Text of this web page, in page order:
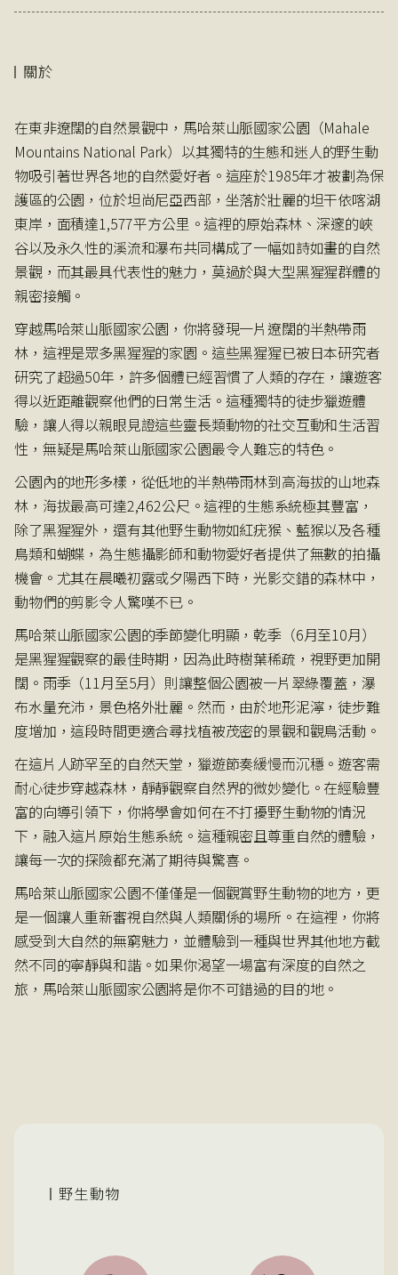
關於
在東非遼闊的自然景觀中，馬哈萊山脈國家公園（Mahale
Mountains National Park）以其獨特的生態和迷人的野生動
物吸引著世界各地的自然愛好者。這座於1985年才被劃為保
護區的公園，位於坦尚尼亞西部，坐落於壯麗的坦干依喀湖
東岸，面積達1,577平方公里。這裡的原始森林、深邃的峽
谷以及永久性的溪流和瀑布共同構成了一幅如詩如畫的自然
景觀，而其最具代表性的魅力，莫過於與大型黑猩猩群體的
親密接觸。
穿越馬哈萊山脈國家公園，你將發現一片遼闊的半熱帶雨
林，這裡是眾多黑猩猩的家園。這些黑猩猩已被日本研究者
研究了超過50年，許多個體已經習慣了人類的存在，讓遊客
得以近距離觀察他們的日常生活。這種獨特的徒步獵遊體
驗，讓人得以親眼見證這些靈長類動物的社交互動和生活習
性，無疑是馬哈萊山脈國家公園最令人難忘的特色。
公園內的地形多樣，從低地的半熱帶雨林到高海拔的山地森
林，海拔最高可達2,462公尺。這裡的生態系統極其豐富，
除了黑猩猩外，還有其他野生動物如紅疣猴、藍猴以及各種
鳥類和蝴蝶，為生態攝影師和動物愛好者提供了無數的拍攝
機會。尤其在晨曦初露或夕陽西下時，光影交錯的森林中，
動物們的剪影令人驚嘆不已。
馬哈萊山脈國家公園的季節變化明顯，乾季（6月至10月）
是黑猩猩觀察的最佳時期，因為此時樹葉稀疏，視野更加開
闊。雨季（11月至5月）則讓整個公園被一片翠綠覆蓋，瀑
布水量充沛，景色格外壯麗。然而，由於地形泥濘，徒步難
度增加，這段時間更適合尋找植被茂密的景觀和觀鳥活動。
在這片人跡罕至的自然天堂，獵遊節奏緩慢而沉穩。遊客需
耐心徒步穿越森林，靜靜觀察自然界的微妙變化。在經驗豐
富的向導引領下，你將學會如何在不打擾野生動物的情況
下，融入這片原始生態系統。這種親密且尊重自然的體驗，
讓每一次的探險都充滿了期待與驚喜。
馬哈萊山脈國家公園不僅僅是一個觀賞野生動物的地方，更
是一個讓人重新審視自然與人類關係的場所。在這裡，你將
感受到大自然的無窮魅力，並體驗到一種與世界其他地方截
然不同的寧靜與和諧。如果你渴望一場富有深度的自然之
旅，馬哈萊山脈國家公園將是你不可錯過的目的地。
野生動物